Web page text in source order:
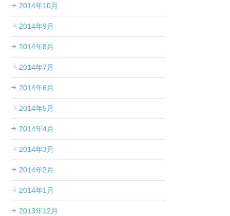
2014年10月
2014年9月
2014年8月
2014年7月
2014年6月
2014年5月
2014年4月
2014年3月
2014年2月
2014年1月
2013年12月